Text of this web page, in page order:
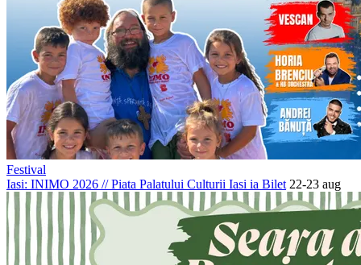
Festival
Iasi: INIMO 2026 //Piata Palatului Culturii Iasi ia Bilet 22-23 aug